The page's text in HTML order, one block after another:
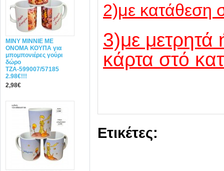
MINY ΜΙΝΝΙΕ ME
ONOMA ΚΟΥΠΑ για
μπομπονιέρες γούρι
δώρο
ΤΖΑ-599007/57185
2.98€!!!
2,98€
2)με κατάθεση
3)με μετρητά
κάρτα στό
Ετικέτες: